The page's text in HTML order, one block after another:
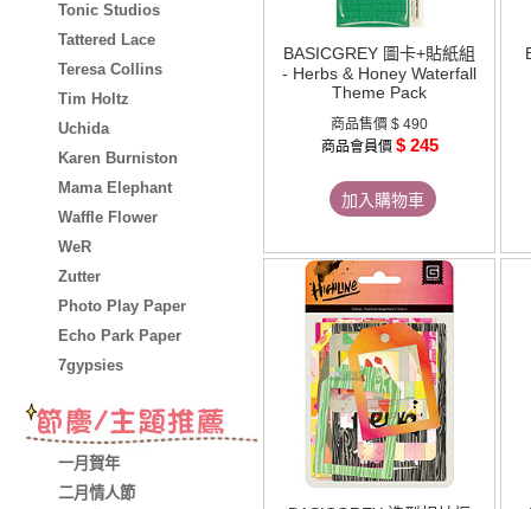
Tonic Studios
Tattered Lace
Teresa Collins
Tim Holtz
Uchida
Karen Burniston
Mama Elephant
Waffle Flower
WeR
Zutter
Photo Play Paper
Echo Park Paper
7gypsies
一月賀年
二月情人節
BASICGREY 圖卡+貼紙組
- Herbs & Honey Waterfall
Theme Pack
商品售價 $ 490
商品會員價 $ 245
加入購物車